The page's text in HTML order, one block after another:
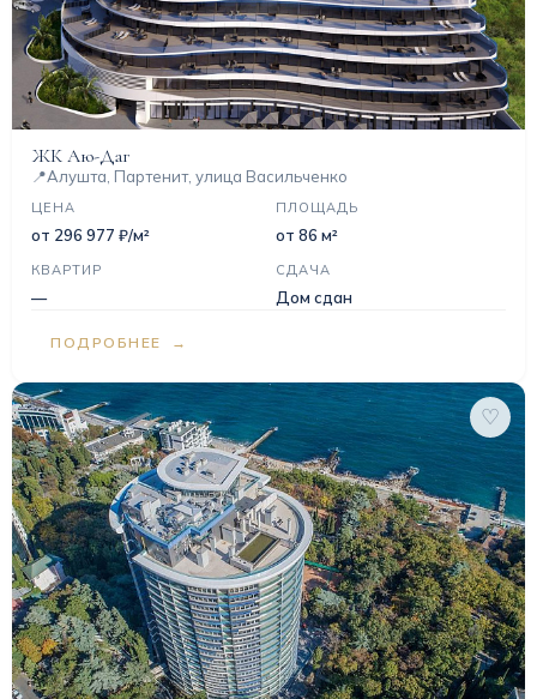
ЖК Аю-Даг
📍Алушта, Партенит, улица Васильченко
ЦЕНА
от 296 977 ₽/м²
ПЛОЩАДЬ
от 86 м²
КВАРТИР
—
СДАЧА
Дом сдан
ПОДРОБНЕЕ